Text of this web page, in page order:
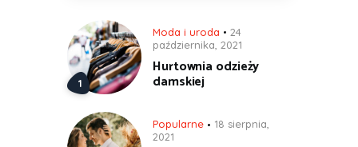
Moda i uroda
24
października, 2021
Hurtownia odzieży
damskiej
Popularne
18 sierpnia,
2021